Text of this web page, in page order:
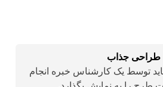
طراحی جذاب
توسط یک کارشناس خبره انجام